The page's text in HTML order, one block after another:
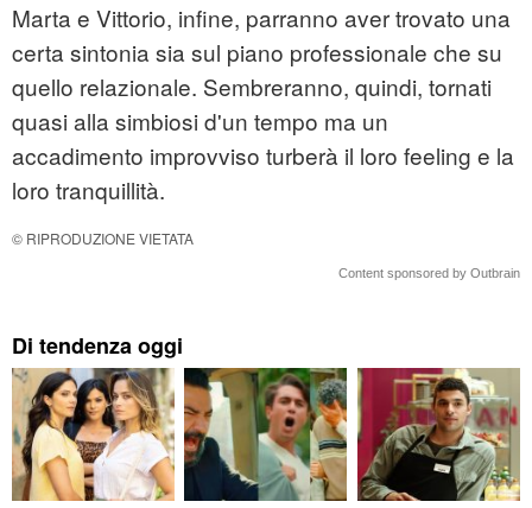
Marta e Vittorio, infine, parranno aver trovato una
certa sintonia sia sul piano professionale che su
quello relazionale. Sembreranno, quindi, tornati
quasi alla simbiosi d'un tempo ma un
accadimento improvviso turberà il loro feeling e la
loro tranquillità.
© RIPRODUZIONE VIETATA
Content sponsored by Outbrain
Di tendenza oggi